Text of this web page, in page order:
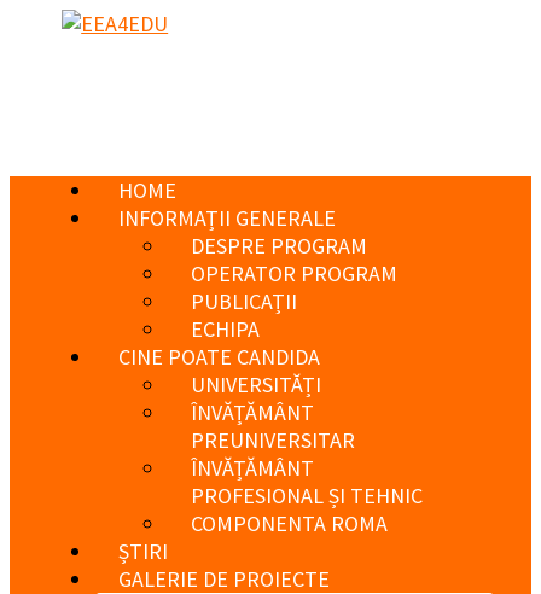
HOME
INFORMAȚII GENERALE
DESPRE PROGRAM
OPERATOR PROGRAM
PUBLICAȚII
ECHIPA
CINE POATE CANDIDA
UNIVERSITĂȚI
ÎNVĂȚĂMÂNT
PREUNIVERSITAR
ÎNVĂȚĂMÂNT
PROFESIONAL ȘI TEHNIC
COMPONENTA ROMA
ȘTIRI
GALERIE DE PROIECTE